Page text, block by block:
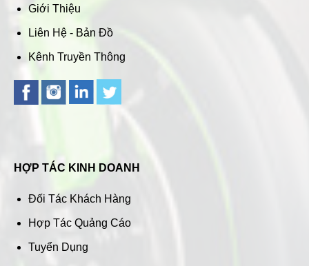
Giới Thiệu
Liên Hệ - Bản Đồ
Kênh Truyền Thông
HỢP TÁC KINH DOANH
Đối Tác Khách Hàng
Hợp Tác Quảng Cáo
Tuyển Dụng